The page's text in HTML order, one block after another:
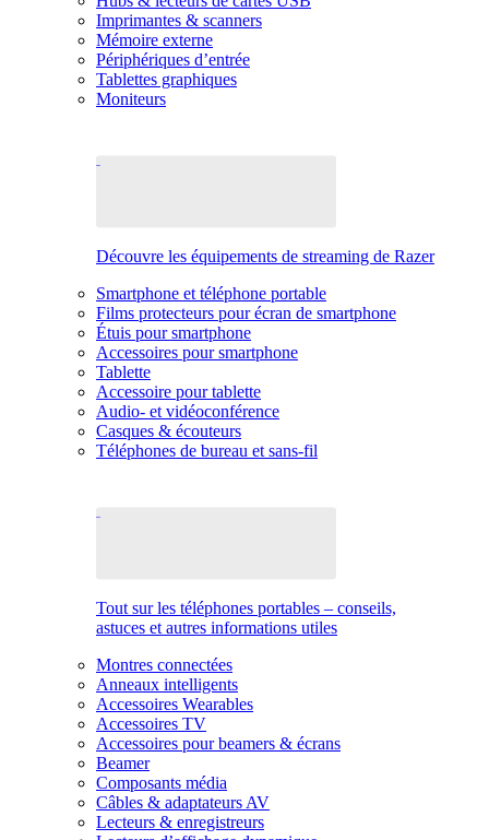
Imprimantes & scanners
Mémoire externe
Périphériques d’entrée
Tablettes graphiques
Moniteurs
Découvre les équipements de streaming de Razer
Smartphone et téléphone portable
Films protecteurs pour écran de smartphone
Étuis pour smartphone
Accessoires pour smartphone
Tablette
Accessoire pour tablette
Audio- et vidéoconférence
Casques & écouteurs
Téléphones de bureau et sans-fil
Tout sur les téléphones portables – conseils,
astuces et autres informations utiles
Montres connectées
Anneaux intelligents
Accessoires Wearables
Accessoires TV
Accessoires pour beamers & écrans
Beamer
Composants média
Câbles & adaptateurs AV
Lecteurs & enregistreurs